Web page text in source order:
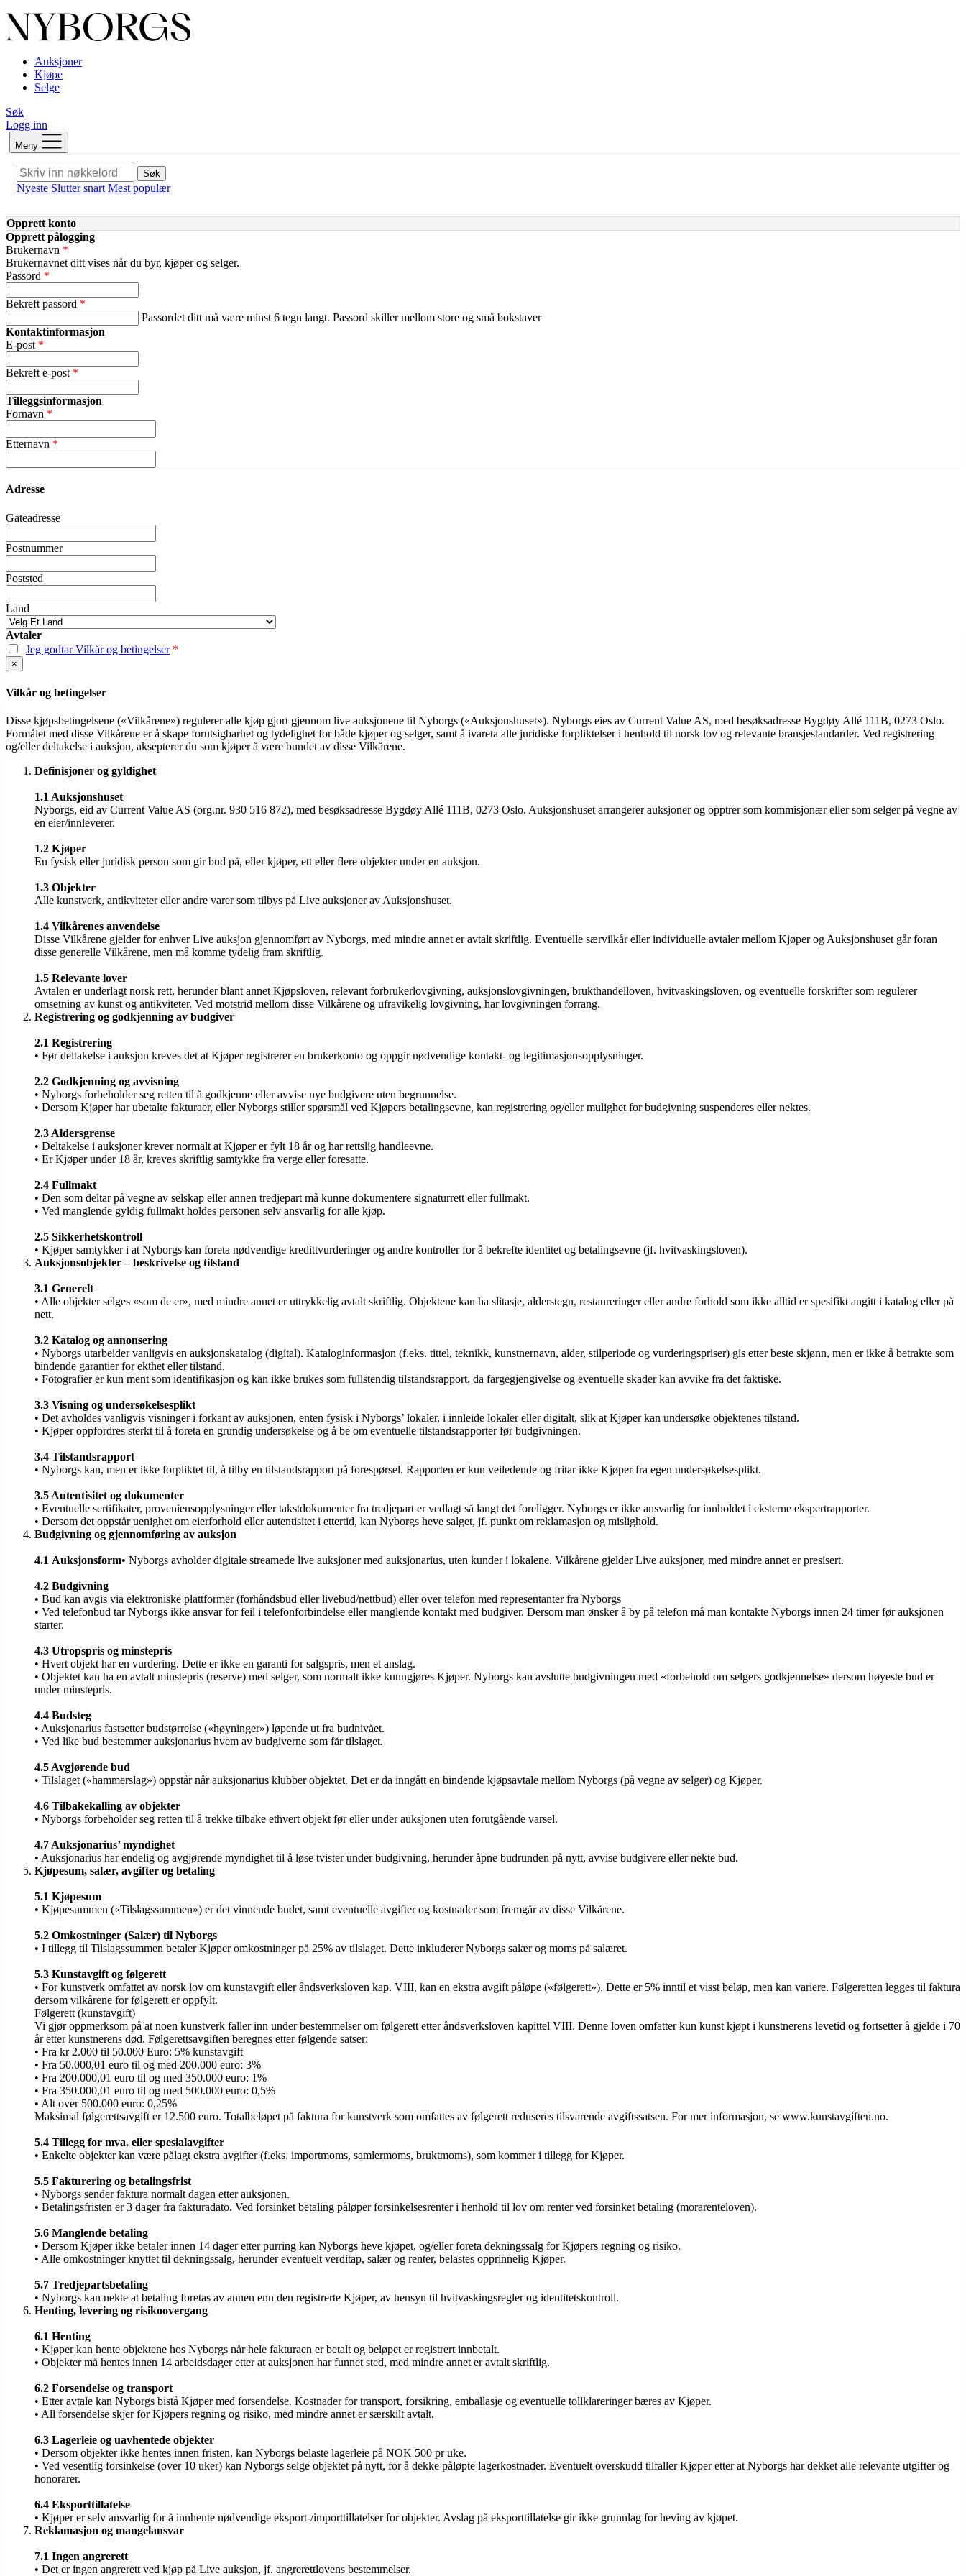
Auksjoner
Kjøpe
Selge
Søk
Logg inn
Meny
Søk
Nyeste Slutter snart Mest populær
Opprett konto
Opprett pålogging
Brukernavn
Brukernavnet ditt vises når du byr, kjøper og selger.
Passord
Bekreft passord
Passordet ditt må være minst 6 tegn langt. Passord skiller mellom store og små bokstaver
Kontaktinformasjon
E-post
Bekreft e-post
Tilleggsinformasjon
Fornavn
Etternavn
Adresse
Gateadresse
Postnummer
Poststed
Land
Avtaler
Jeg godtar Vilkår og betingelser
×
Vilkår og betingelser
Disse kjøpsbetingelsene («Vilkårene») regulerer alle kjøp gjort gjennom live auksjonene til Nyborgs («Auksjonshuset»). Nyborgs eies av Current Value AS, med besøksadresse Bygdøy Allé 111B, 0273 Oslo.
Formålet med disse Vilkårene er å skape forutsigbarhet og tydelighet for både kjøper og selger, samt å ivareta alle juridiske forpliktelser i henhold til norsk lov og relevante bransjestandarder. Ved registrering
og/eller deltakelse i auksjon, aksepterer du som kjøper å være bundet av disse Vilkårene.
Definisjoner og gyldighet
1.1 Auksjonshuset
Nyborgs, eid av Current Value AS (org.nr. 930 516 872), med besøksadresse Bygdøy Allé 111B, 0273 Oslo. Auksjonshuset arrangerer auksjoner og opptrer som kommisjonær eller som selger på vegne av
en eier/innleverer.
1.2 Kjøper
En fysisk eller juridisk person som gir bud på, eller kjøper, ett eller flere objekter under en auksjon.
1.3 Objekter
Alle kunstverk, antikviteter eller andre varer som tilbys på Live auksjoner av Auksjonshuset.
1.4 Vilkårenes anvendelse
Disse Vilkårene gjelder for enhver Live auksjon gjennomført av Nyborgs, med mindre annet er avtalt skriftlig. Eventuelle særvilkår eller individuelle avtaler mellom Kjøper og Auksjonshuset går foran
disse generelle Vilkårene, men må komme tydelig fram skriftlig.
1.5 Relevante lover
Avtalen er underlagt norsk rett, herunder blant annet Kjøpsloven, relevant forbrukerlovgivning, auksjonslovgivningen, brukthandelloven, hvitvaskingsloven, og eventuelle forskrifter som regulerer
omsetning av kunst og antikviteter. Ved motstrid mellom disse Vilkårene og ufravikelig lovgivning, har lovgivningen forrang.
Registrering og godkjenning av budgiver
2.1 Registrering
• Før deltakelse i auksjon kreves det at Kjøper registrerer en brukerkonto og oppgir nødvendige kontakt- og legitimasjonsopplysninger.
2.2 Godkjenning og avvisning
• Nyborgs forbeholder seg retten til å godkjenne eller avvise nye budgivere uten begrunnelse.
• Dersom Kjøper har ubetalte fakturaer, eller Nyborgs stiller spørsmål ved Kjøpers betalingsevne, kan registrering og/eller mulighet for budgivning suspenderes eller nektes.
2.3 Aldersgrense
• Deltakelse i auksjoner krever normalt at Kjøper er fylt 18 år og har rettslig handleevne.
• Er Kjøper under 18 år, kreves skriftlig samtykke fra verge eller foresatte.
2.4 Fullmakt
• Den som deltar på vegne av selskap eller annen tredjepart må kunne dokumentere signaturrett eller fullmakt.
• Ved manglende gyldig fullmakt holdes personen selv ansvarlig for alle kjøp.
2.5 Sikkerhetskontroll
• Kjøper samtykker i at Nyborgs kan foreta nødvendige kredittvurderinger og andre kontroller for å bekrefte identitet og betalingsevne (jf. hvitvaskingsloven).
Auksjonsobjekter – beskrivelse og tilstand
3.1 Generelt
• Alle objekter selges «som de er», med mindre annet er uttrykkelig avtalt skriftlig. Objektene kan ha slitasje, alderstegn, restaureringer eller andre forhold som ikke alltid er spesifikt angitt i katalog eller på
nett.
3.2 Katalog og annonsering
• Nyborgs utarbeider vanligvis en auksjonskatalog (digital). Kataloginformasjon (f.eks. tittel, teknikk, kunstnernavn, alder, stilperiode og vurderingspriser) gis etter beste skjønn, men er ikke å betrakte som
bindende garantier for ekthet eller tilstand.
• Fotografier er kun ment som identifikasjon og kan ikke brukes som fullstendig tilstandsrapport, da fargegjengivelse og eventuelle skader kan avvike fra det faktiske.
3.3 Visning og undersøkelsesplikt
• Det avholdes vanligvis visninger i forkant av auksjonen, enten fysisk i Nyborgs’ lokaler, i innleide lokaler eller digitalt, slik at Kjøper kan undersøke objektenes tilstand.
• Kjøper oppfordres sterkt til å foreta en grundig undersøkelse og å be om eventuelle tilstandsrapporter før budgivningen.
3.4 Tilstandsrapport
• Nyborgs kan, men er ikke forpliktet til, å tilby en tilstandsrapport på forespørsel. Rapporten er kun veiledende og fritar ikke Kjøper fra egen undersøkelsesplikt.
3.5 Autentisitet og dokumenter
• Eventuelle sertifikater, proveniensopplysninger eller takstdokumenter fra tredjepart er vedlagt så langt det foreligger. Nyborgs er ikke ansvarlig for innholdet i eksterne ekspertrapporter.
• Dersom det oppstår uenighet om eierforhold eller autentisitet i ettertid, kan Nyborgs heve salget, jf. punkt om reklamasjon og mislighold.
Budgivning og gjennomføring av auksjon
4.1 Auksjonsform• Nyborgs avholder digitale streamede live auksjoner med auksjonarius, uten kunder i lokalene. Vilkårene gjelder Live auksjoner, med mindre annet er presisert.
4.2 Budgivning
• Bud kan avgis via elektroniske plattformer (forhåndsbud eller livebud/nettbud) eller over telefon med representanter fra Nyborgs
• Ved telefonbud tar Nyborgs ikke ansvar for feil i telefonforbindelse eller manglende kontakt med budgiver. Dersom man ønsker å by på telefon må man kontakte Nyborgs innen 24 timer før auksjonen
starter.
4.3 Utropspris og minstepris
• Hvert objekt har en vurdering. Dette er ikke en garanti for salgspris, men et anslag.
• Objektet kan ha en avtalt minstepris (reserve) med selger, som normalt ikke kunngjøres Kjøper. Nyborgs kan avslutte budgivningen med «forbehold om selgers godkjennelse» dersom høyeste bud er
under minstepris.
4.4 Budsteg
• Auksjonarius fastsetter budstørrelse («høyninger») løpende ut fra budnivået.
• Ved like bud bestemmer auksjonarius hvem av budgiverne som får tilslaget.
4.5 Avgjørende bud
• Tilslaget («hammerslag») oppstår når auksjonarius klubber objektet. Det er da inngått en bindende kjøpsavtale mellom Nyborgs (på vegne av selger) og Kjøper.
4.6 Tilbakekalling av objekter
• Nyborgs forbeholder seg retten til å trekke tilbake ethvert objekt før eller under auksjonen uten forutgående varsel.
4.7 Auksjonarius’ myndighet
• Auksjonarius har endelig og avgjørende myndighet til å løse tvister under budgivning, herunder åpne budrunden på nytt, avvise budgivere eller nekte bud.
Kjøpesum, salær, avgifter og betaling
5.1 Kjøpesum
• Kjøpesummen («Tilslagssummen») er det vinnende budet, samt eventuelle avgifter og kostnader som fremgår av disse Vilkårene.
5.2 Omkostninger (Salær) til Nyborgs
• I tillegg til Tilslagssummen betaler Kjøper omkostninger på 25% av tilslaget. Dette inkluderer Nyborgs salær og moms på salæret.
5.3 Kunstavgift og følgerett
• For kunstverk omfattet av norsk lov om kunstavgift eller åndsverksloven kap. VIII, kan en ekstra avgift påløpe («følgerett»). Dette er 5% inntil et visst beløp, men kan variere. Følgeretten legges til faktura
dersom vilkårene for følgerett er oppfylt.
Følgerett (kunstavgift)
Vi gjør oppmerksom på at noen kunstverk faller inn under bestemmelser om følgerett etter åndsverksloven kapittel VIII. Denne loven omfatter kun kunst kjøpt i kunstnerens levetid og fortsetter å gjelde i 70
år etter kunstnerens død. Følgerettsavgiften beregnes etter følgende satser:
• Fra kr 2.000 til 50.000 Euro: 5% kunstavgift
• Fra 50.000,01 euro til og med 200.000 euro: 3%
• Fra 200.000,01 euro til og med 350.000 euro: 1%
• Fra 350.000,01 euro til og med 500.000 euro: 0,5%
• Alt over 500.000 euro: 0,25%
Maksimal følgerettsavgift er 12.500 euro. Totalbeløpet på faktura for kunstverk som omfattes av følgerett reduseres tilsvarende avgiftssatsen. For mer informasjon, se www.kunstavgiften.no.
5.4 Tillegg for mva. eller spesialavgifter
• Enkelte objekter kan være pålagt ekstra avgifter (f.eks. importmoms, samlermoms, bruktmoms), som kommer i tillegg for Kjøper.
5.5 Fakturering og betalingsfrist
• Nyborgs sender faktura normalt dagen etter auksjonen.
• Betalingsfristen er 3 dager fra fakturadato. Ved forsinket betaling påløper forsinkelsesrenter i henhold til lov om renter ved forsinket betaling (morarenteloven).
5.6 Manglende betaling
• Dersom Kjøper ikke betaler innen 14 dager etter purring kan Nyborgs heve kjøpet, og/eller foreta dekningssalg for Kjøpers regning og risiko.
• Alle omkostninger knyttet til dekningssalg, herunder eventuelt verditap, salær og renter, belastes opprinnelig Kjøper.
5.7 Tredjepartsbetaling
• Nyborgs kan nekte at betaling foretas av annen enn den registrerte Kjøper, av hensyn til hvitvaskingsregler og identitetskontroll.
Henting, levering og risikoovergang
6.1 Henting
• Kjøper kan hente objektene hos Nyborgs når hele fakturaen er betalt og beløpet er registrert innbetalt.
• Objekter må hentes innen 14 arbeidsdager etter at auksjonen har funnet sted, med mindre annet er avtalt skriftlig.
6.2 Forsendelse og transport
• Etter avtale kan Nyborgs bistå Kjøper med forsendelse. Kostnader for transport, forsikring, emballasje og eventuelle tollklareringer bæres av Kjøper.
• All forsendelse skjer for Kjøpers regning og risiko, med mindre annet er særskilt avtalt.
6.3 Lagerleie og uavhentede objekter
• Dersom objekter ikke hentes innen fristen, kan Nyborgs belaste lagerleie på NOK 500 pr uke.
• Ved vesentlig forsinkelse (over 10 uker) kan Nyborgs selge objektet på nytt, for å dekke påløpte lagerkostnader. Eventuelt overskudd tilfaller Kjøper etter at Nyborgs har dekket alle relevante utgifter og
honorarer.
6.4 Eksporttillatelse
• Kjøper er selv ansvarlig for å innhente nødvendige eksport-/importtillatelser for objekter. Avslag på eksporttillatelse gir ikke grunnlag for heving av kjøpet.
Reklamasjon og mangelansvar
7.1 Ingen angrerett
• Det er ingen angrerett ved kjøp på Live auksjon, jf. angrerettlovens bestemmelser.